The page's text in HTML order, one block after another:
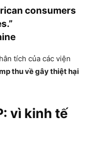
consumers
tích của các viện
thu về gây thiệt hại
vì kinh tế